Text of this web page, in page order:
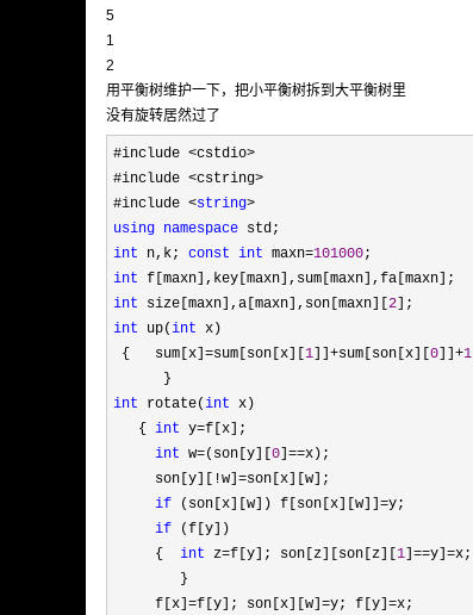
5
1
2
用平衡树维护一下，把小平衡树拆到大平衡树里
没有旋转居然过了
#include <cstdio>
#include <cstring>
#include <string
using namespace
int n,k; const int maxn=101000
int
int size[maxn],a[maxn],son[maxn][ 2
int up(int x)
{   sum[x] =sum[son[x][ 1 ]]+sum[son[x][ 0 ]]+1
int rotate(int x)
   {
int y=f[x];
int w=(son[y][ 0 ]==x);
     son[y][
!w]=son[x][w];
if (son[x][w]) f[son[x][w]]=y;
if (f[y])
     {
int z=f[y]; son[z][son[z][ 1 ]==y]=x;
        }
     f[x]
=f[y]; son[x][w]=y; f[y]=x;